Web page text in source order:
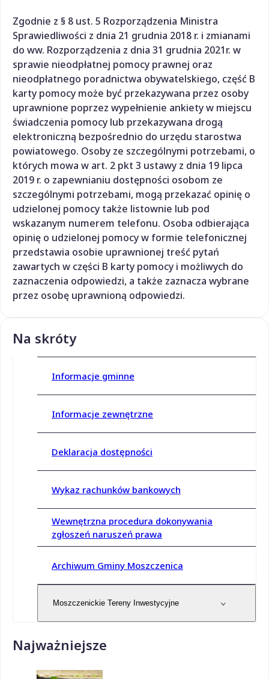
Zgodnie z § 8 ust. 5 Rozporządzenia Ministra
Sprawiedliwości z dnia 21 grudnia 2018 r. i zmianami
do ww. Rozporządzenia z dnia 31 grudnia 2021r. w
sprawie nieodpłatnej pomocy prawnej oraz
nieodpłatnego poradnictwa obywatelskiego, część B
karty pomocy może być przekazywana przez osoby
uprawnione poprzez wypełnienie ankiety w miejscu
świadczenia pomocy lub przekazywana drogą
elektroniczną bezpośrednio do urzędu starostwa
powiatowego. Osoby ze szczególnymi potrzebami, o
których mowa w art. 2 pkt 3 ustawy z dnia 19 lipca
2019 r. o zapewnianiu dostępności osobom ze
szczególnymi potrzebami, mogą przekazać opinię o
udzielonej pomocy także listownie lub pod
wskazanym numerem telefonu. Osoba odbierająca
opinię o udzielonej pomocy w formie telefonicznej
przedstawia osobie uprawnionej treść pytań
zawartych w części B karty pomocy i możliwych do
zaznaczenia odpowiedzi, a także zaznacza wybrane
przez osobę uprawnioną odpowiedzi.
Na skróty
Informacje gminne
Informacje zewnętrzne
Deklaracja dostępności
Wykaz rachunków bankowych
Wewnętrzna procedura dokonywania
zgłoszeń naruszeń prawa
Archiwum Gminy Moszczenica
Moszczenickie Tereny Inwestycyjne
Najważniejsze